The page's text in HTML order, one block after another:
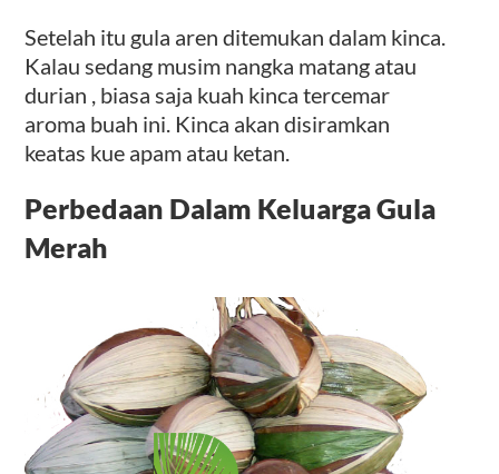
Setelah itu gula aren ditemukan dalam kinca.
Kalau sedang musim nangka matang atau
durian , biasa saja kuah kinca tercemar
aroma buah ini. Kinca akan disiramkan
keatas kue apam atau ketan.
Perbedaan Dalam Keluarga Gula
Merah